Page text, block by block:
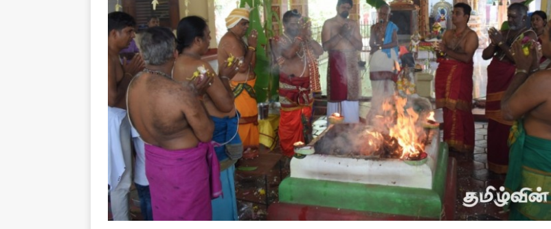
வலியுறுத்துகிறது
IMPORTANT
[ August 3, 2026 ] A Response to Professor Jonathan Goodhand: Why Academics Must
Reconsider Tamil Sovereignty
IMPORTANT